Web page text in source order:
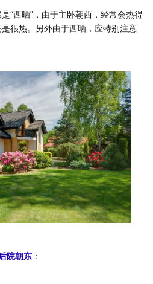
“西晒”，由于主卧朝西，经常会热得
很热。另外由于西晒，应特别注意
院朝东 ：